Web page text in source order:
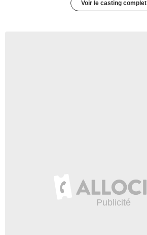
Voir le casting complet